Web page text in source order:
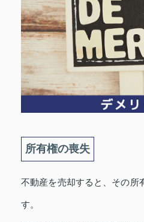
所有権の喪失
不動産を売却すると、その所
す。